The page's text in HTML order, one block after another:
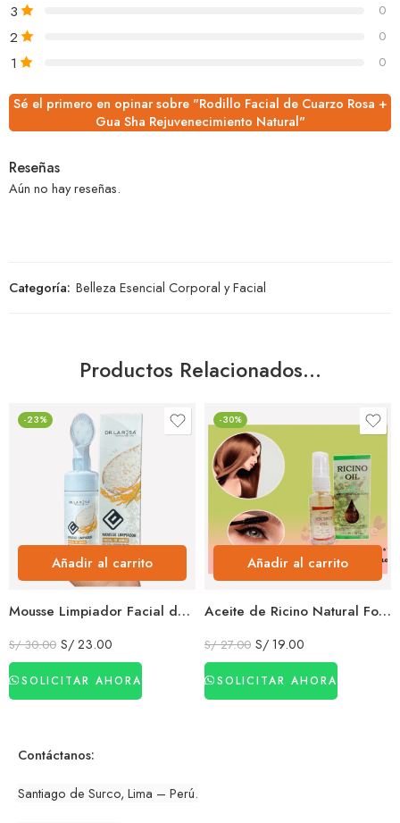
3 0
2 0
1 0
Sé el primero en opinar sobre "Rodillo Facial de Cuarzo Rosa +
Gua Sha Rejuvenecimiento Natural"
Reseñas
Aún no hay reseñas.
Categoría: Belleza Esencial Corporal y Facial
Productos Relacionados…
-23%
Añadir al carrito
Mousse Limpiador Facial de Arroz Limpieza Suave e Hidratante Dr. La Rosa 120 ml
S/30.00 S/23.00
SOLICITAR AHORA
-30%
Añadir al carrito
Aceite de Ricino Natural Fortalece Cabello Pestañas y Cejas 40 ml
S/27.00 S/19.00
SOLICITAR AHORA
Contáctanos:
Santiago de Surco, Lima – Perú.